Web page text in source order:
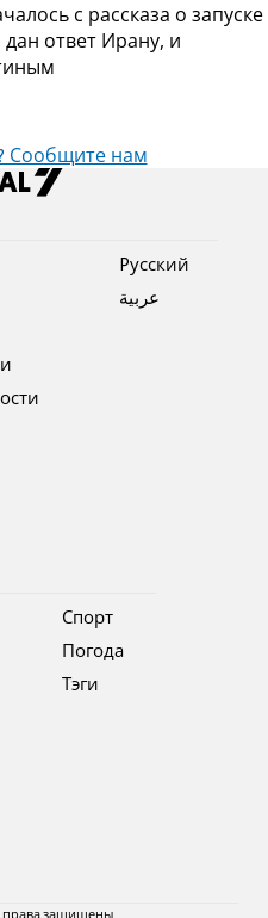
с рассказа о запуске
ответ Ирану, и
Сообщите нам
Pусский
عربية
Спорт
Погода
Тэги